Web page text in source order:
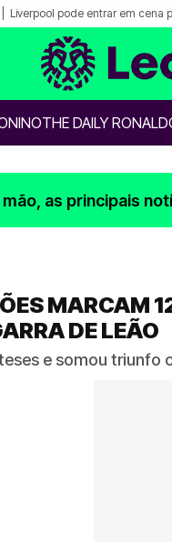
Liverpool pode entrar em cena
THE DAILY
as principais
MARCAM
DE LEÃO
e somou